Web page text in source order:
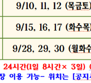
전국지방협
기지방협회
거관리위원회
고